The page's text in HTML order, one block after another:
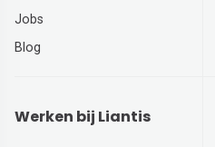
Jobs
Blog
Werken bij Liantis